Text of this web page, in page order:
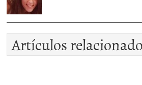
Artículos